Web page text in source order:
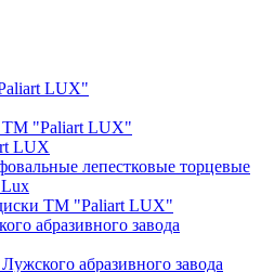
LUX"
ТМ "Paliart LUX"
LUX
лепестковые торцевые
Lux
ТМ "Paliart LUX"
абразивного завода
абразивного завода